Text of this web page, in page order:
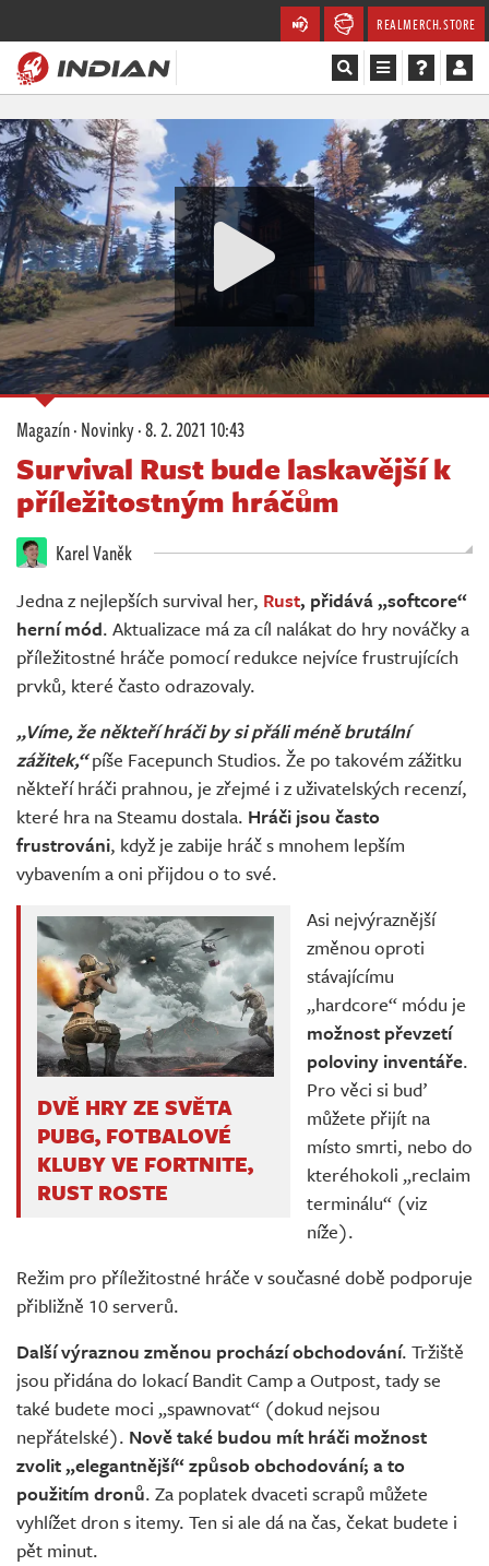
REALMERCH.STORE
Magazín
Recenze
Videa
Soutěže
Databáze
Komunita
Redakce
Živě
Magazín·Novinky·8. 2. 2021 10:43
Survival Rust bude laskavější k
příležitostným hráčům
Karel Vaněk
Jedna z nejlepších survival her, Rust, přidává „softcore“
herní mód. Aktualizace má za cíl nalákat do hry nováčky a
příležitostné hráče pomocí redukce nejvíce frustrujících
prvků, které často odrazovaly.
„Víme, že někteří hráči by si přáli méně brutální
zážitek,“píše Facepunch Studios. Že po takovém zážitku
někteří hráči prahnou, je zřejmé i z uživatelských recenzí,
které hra na Steamu dostala. Hráči jsou často
frustrováni, když je zabije hráč s mnohem lepším
vybavením a oni přijdou o to své.
DVĚ HRY ZE SVĚTA
PUBG, FOTBALOVÉ
KLUBY VE FORTNITE,
RUST ROSTE
Asi nejvýraznější
změnou oproti
stávajícímu
„hardcore“ módu je
možnost převzetí
poloviny inventáře.
Pro věci si buď
můžete přijít na
místo smrti, nebo do
kteréhokoli „reclaim
terminálu“ (viz
níže).
Režim pro příležitostné hráče v současné době podporuje
přibližně 10 serverů.
Další výraznou změnou prochází obchodování. Tržiště
jsou přidána do lokací Bandit Camp a Outpost, tady se
také budete moci „spawnovat“ (dokud nejsou
nepřátelské). Nově také budou mít hráči možnost
zvolit „elegantnější“ způsob obchodování; a to
použitím dronů. Za poplatek dvaceti scrapů můžete
vyhlížet dron s itemy. Ten si ale dá na čas, čekat budete i
pět minut.